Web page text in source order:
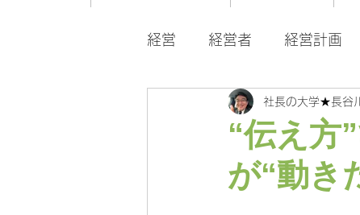
経営 経営者 経営計画
マネジメント 営業ツー
“伝え方
が“動き
社長の大学★長谷